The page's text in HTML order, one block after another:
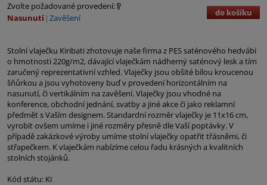
Zvolte požadované provedení:
Nasunutí Zavěšení do košíku
Stolní vlaječku Kiribati zhotovuje naše firma z PES saténového hedvábí
o hmotnosti 220g/m2, dávající vlaječkám nádherný saténový lesk a tím
zaručený reprezentativní vzhled. Vlaječky jsou obšité bílou kroucenou
šňůrkou a jsou vyhotoveny buď v provedení horizontálním na
nasunutí, či vertikálním na zavěšení. Vlaječky jsou vhodné na
konference, obchodní jednání, svatby a jiné akce či jako reklamní
předmět s Vaším designem. Standardní rozměr vlaječky je 11x16 cm,
vyrobit ovšem umíme i jiné rozměry přesně dle Vaší poptávky. V
případě zakázkové výroby umíme stolní vlaječky opatřit třásněmi, či
střapečkem. K vlaječkám nabízíme celou řadu krásných a kvalitních
stolních stojánků.
Kód státu: KI